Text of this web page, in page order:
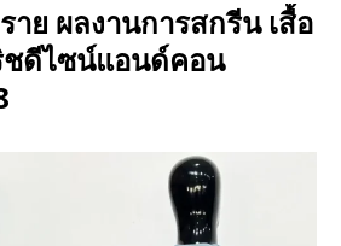
าย ผลงานการสกรีน เสื้อ
ชดีไซน์แอนด์คอน